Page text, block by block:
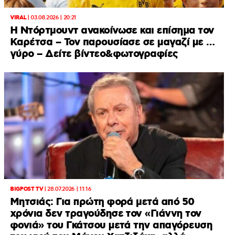
VIRAL|03.08.2026 | 20:21
Η Ντόρτμουντ ανακοίνωσε και επίσημα τον
Καρέτσα – Τον παρουσίασε σε μαγαζί με …
γύρο – Δείτε βίντεο&φωτογραφίες
BIGPOST TV|28.07.2026 | 11:16
Μητσιάς: Για πρώτη φορά μετά από 50
χρόνια δεν τραγούδησε τον «Γιάννη τον
φονιά» του Γκάτσου μετά την απαγόρευση